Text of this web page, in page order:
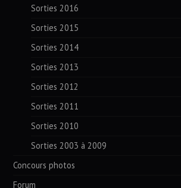
Sorties 2016
Sorties 2015
Sorties 2014
Sorties 2013
Sorties 2012
Sorties 2011
Sorties 2010
Sorties 2003 à 2009
Concours photos
Forum